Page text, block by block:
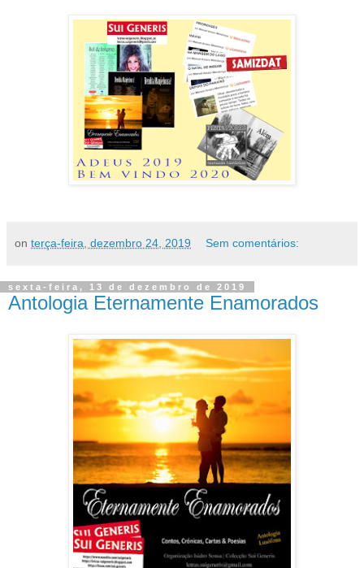
on terça-feira, dezembro 24, 2019 Sem comentários:
sexta-feira, 13 de dezembro de 2019
Antologia Eternamente Enamorados